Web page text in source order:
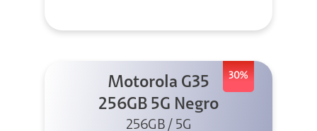
30%
Motorola G35
256GB 5G Negro
256GB / 5G